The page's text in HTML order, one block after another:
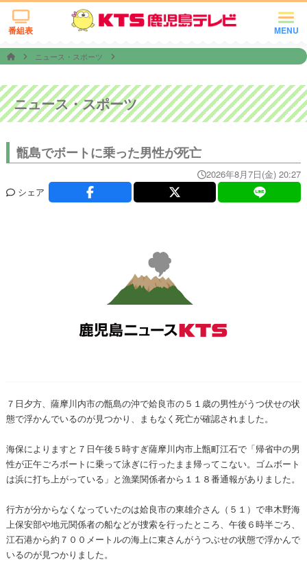
MENU
番組表
ニュース・スポーツ
ニュース・スポーツ
甑島でボートに乗った男性が死亡
2026年8月7日(金) 20:27
シェア
７日夕方、薩摩川内市の甑島の沖で姶良市の５１歳の男性がうつ伏せの状
態で浮かんでいるのが見つかり、まもなく死亡が確認されました。
海保によりますと７日午後５時すぎ薩摩川内市上甑町江石で「帰省中の男
性が正午ごろボートに乗って泳ぎに行ったまま帰ってこない。ゴムボート
は浜に打ち上がっている」と漁業関係者から１１８番通報がありました。
行方が分からなくなっていたのは姶良市の東雄介さん（５１）で串木野海
上保安部や地元関係者の船などが捜索を行ったところ、午後６時半ごろ、
江石港から約７００メートルの海上に東さんがうつぶせの状態で浮かんで
いるのが見つかりました。